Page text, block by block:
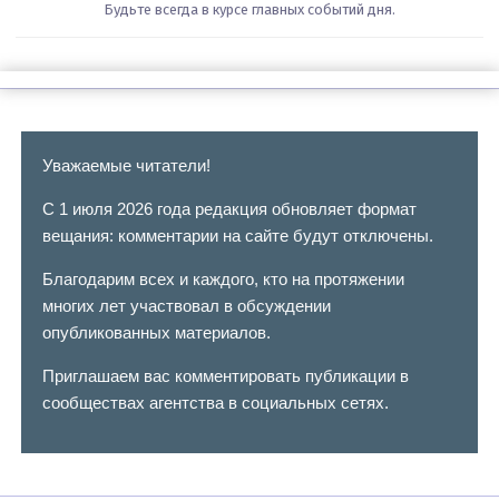
Будьте всегда в курсе главных событий дня.
Уважаемые читатели!
С 1 июля 2026 года редакция обновляет формат
вещания: комментарии на сайте будут отключены.
Благодарим всех и каждого, кто на протяжении
многих лет участвовал в обсуждении
опубликованных материалов.
Приглашаем вас комментировать публикации в
сообществах агентства в социальных сетях.